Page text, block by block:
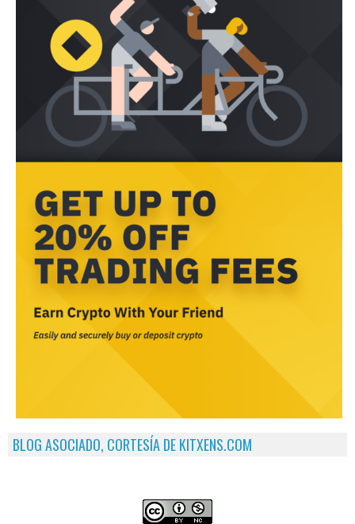
BLOG ASOCIADO, CORTESÍA DE KITXENS.COM